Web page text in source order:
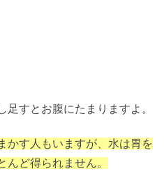
足すとお腹にたまりますよ。
かす人もいますが、水は胃を
んど得られません。